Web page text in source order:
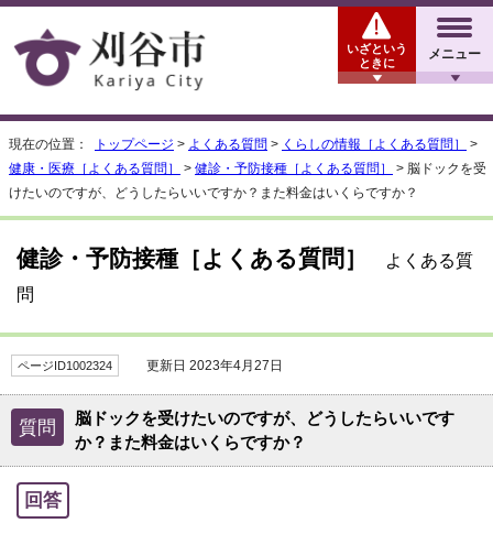
メニュー
いざという
ときに
現在の位置： トップページ > よくある質問 > くらしの情報［よくある質問］
>
健康・医療［よくある質問］
> 健診・予防接種［よくある質問］
> 脳ドックを受
けたいのですが、どうしたらいいですか？また料金はいくらですか？
健診・予防接種［よくある質問］
よくある質
問
ページID1002324 更新日 2023年4月27日
質問
脳ドックを受けたいのですが、どうしたらいいです
か？また料金はいくらですか？
回答